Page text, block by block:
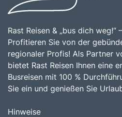
Rast Reisen & „bus dich weg!“
Profitieren Sie von der
regionaler Profis! Als Partner
bietet Rast Reisen Ihnen eine
Busreisen mit 100 %
Sie ein und genießen Sie
Hinweise